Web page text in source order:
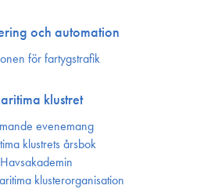
och automation
för fartygstrafik
klustret
evenemang
klustrets årsbok
Havsakademin
kluster­organisation